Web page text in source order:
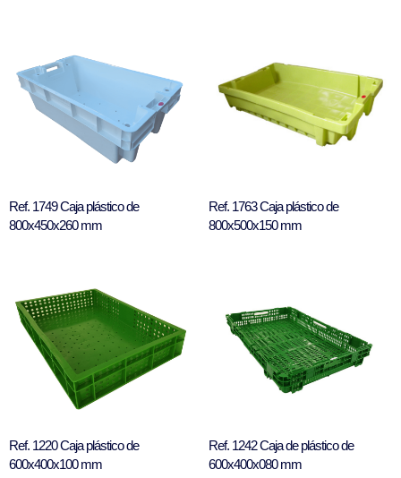
Ref. 1749 Caja plástico de
800x450x260 mm
Ref. 1763 Caja plástico de
800x500x150 mm
Ref. 1220 Caja plástico de
600x400x100 mm
Ref. 1242 Caja de plástico de
600x400x080 mm